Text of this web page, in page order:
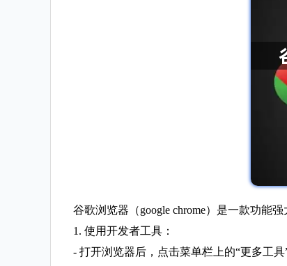
谷歌浏览器（google chrome）是一款功能
1. 使用开发者工具：
- 打开浏览器后，点击菜单栏上的“更多工具